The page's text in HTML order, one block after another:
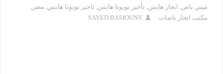
ميني باص, ايجار هايس, تأجير تويوتا هايس, تاجير تويوتا هايس, مصر ,
مكتب ايجار باصات
SAYED BASIOUNY